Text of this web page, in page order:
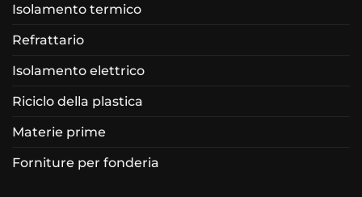
Isolamento termico
Refrattario
Isolamento elettrico
Riciclo della plastica
Materie prime
Forniture per fonderia